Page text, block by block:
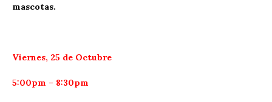
mascotas.
Viernes, 25 de Octubre
5:00pm – 8:30pm